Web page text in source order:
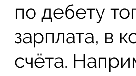
по дебету
зарплата, в
счёта.